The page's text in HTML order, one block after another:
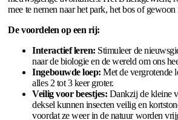
mee te nemen naar het park, het bos of
De voordelen op een rij:
Interactief leren: Stimuleer de
naar de biologie en de wereld om ons
Ingebouwde loep: Met de vergrotende
alles 2 tot 3 keer groter.
Veilig voor beestjes: Dankzij de kleine
deksel kunnen insecten veilig en
voordat ze weer in de natuur worden